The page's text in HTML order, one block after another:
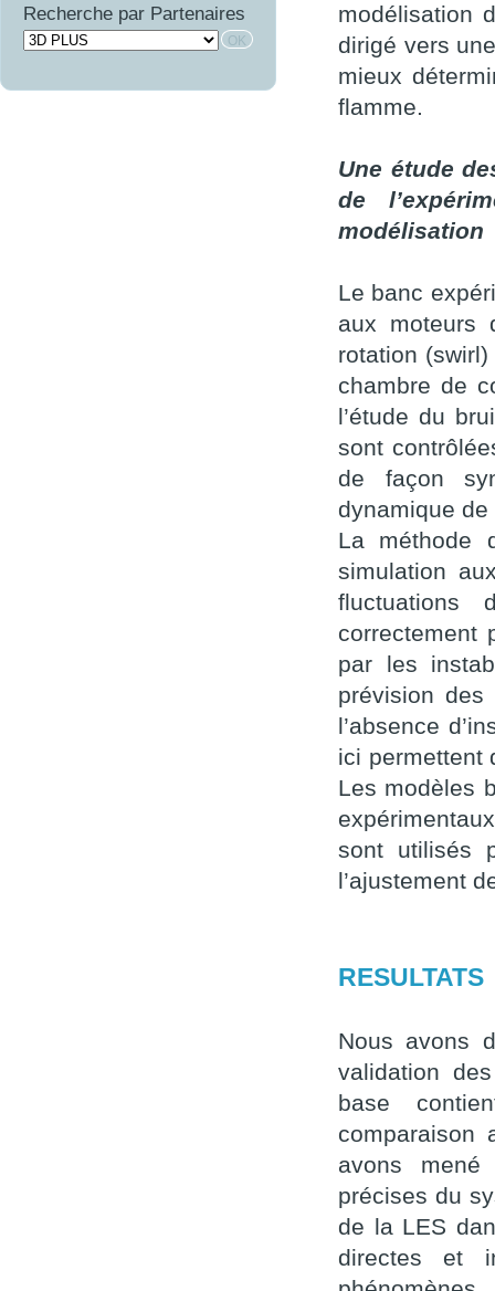
Recherche par Partenaires
modélisation
dirigé vers
mieux
flamme.
Une étude
de
modélisation
Le banc
aux moteurs
rotation
chambre de
l’étude du
sont
de façon
dynamique
La méthode
simulation
fluctuations
correctement
par les
prévision
l’absence
ici permettent
Les modèles
sont utilisés
l’ajustement
RESULTATS
Nous avons
validation
base
comparaison
avons mené
précises du
de la LES
directes et